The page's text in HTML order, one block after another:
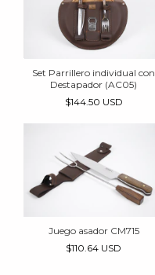
Set Parrillero individual con
Destapador (AC05)
$144.50 USD
Juego asador CM715
$110.64 USD